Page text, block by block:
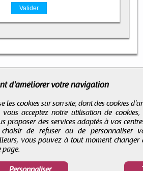
d'améliorer votre navigation
les cookies sur son site, dont des cookies
acceptez notre utilisation de
proposer des services adaptés à vos
choisir de refuser ou de
vous pouvez à tout moment
page.